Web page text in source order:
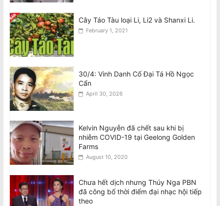
Cây Táo Tàu loại Li, Li2 và Shanxi Li.
February 1, 2021
30/4: Vinh Danh Cố Đại Tá Hồ Ngọc
Cẩn
April 30, 2026
Kelvin Nguyễn đã chết sau khi bị
nhiễm COVID-19 tại Geelong Golden
Farms
August 10, 2020
Chưa hết dịch nhưng Thúy Nga PBN
đã công bố thời điểm đại nhạc hội tiếp
theo